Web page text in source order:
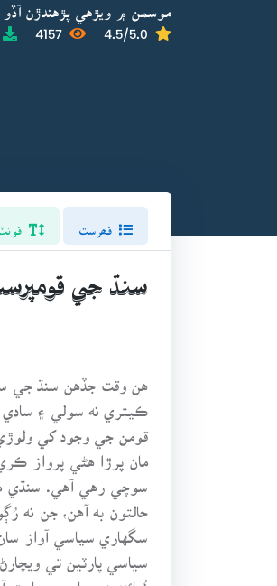
موسمن ۾ ويڙهي پڙهندڙن
4.5/5.0
4157
سنڌ جي
هن وقت جڏهن سنڌ جي
ڪيتري نه سولي ۽
قومن جي وجود کي
مان پرڙا هڻي پرواز
سوچي رهي آهي. سنڌي
حالتون به آهن، جن نه
سگهاري سياسي آواز
سياسي پارٽين تي
نُمائندهه سياسي